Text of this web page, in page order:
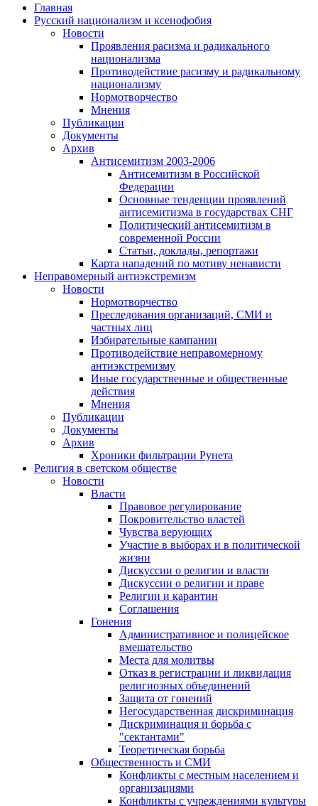
Главная
Русский национализм и ксенофобия
Новости
Проявления расизма и радикального
национализма
Противодействие расизму и радикальному
национализму
Нормотворчество
Мнения
Публикации
Документы
Архив
Антисемитизм 2003-2006
Антисемитизм в Российской
Федерации
Основные тенденции проявлений
антисемитизма в государствах СНГ
Политический антисемитизм в
современной России
Статьи, доклады, репортажи
Карта нападений по мотиву ненависти
Неправомерный антиэкстремизм
Новости
Нормотворчество
Преследования организаций, СМИ и
частных лиц
Избирательные кампании
Противодействие неправомерному
антиэкстремизму
Иные государственные и общественные
действия
Мнения
Публикации
Документы
Архив
Хроники фильтрации Рунета
Религия в светском обществе
Новости
Власти
Правовое регулирование
Покровительство властей
Чувства верующих
Участие в выборах и в политической
жизни
Дискуссии о религии и власти
Дискуссии о религии и праве
Религии и карантин
Соглашения
Гонения
Административное и полицейское
вмешательство
Места для молитвы
Отказ в регистрации и ликвидация
религиозных объединений
Защита от гонений
Негосударственная дискриминация
Дискриминация и борьба с
"сектантами"
Теоретическая борьба
Общественность и СМИ
Конфликты с местным населением и
организациями
Конфликты с учреждениями культуры